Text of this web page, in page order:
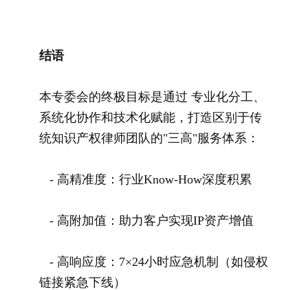
结语
本专委会的终极目标是通过 专业化分工、
系统化协作和技术化赋能，打造区别于传
统知识产权律师团队的"三高"服务体系：
- 高精准度：行业Know-How深度积累
- 高附加值：助力客户实现IP资产增值
- 高响应度：7×24小时应急机制（如侵权
链接紧急下线）